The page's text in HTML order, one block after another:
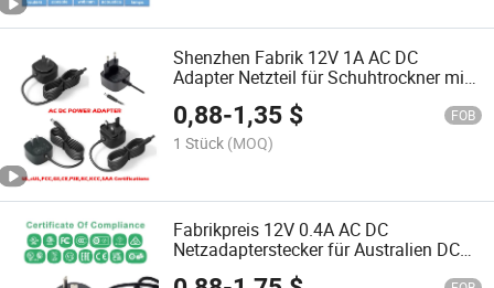
Shenzhen Fabrik 12V 1A AC DC
Adapter Netzteil für Schuhtrockner mit
UL FCC Zertifikat
0,88-1,35 $ FOB
1 Stück (MOQ)
Fabrikpreis 12V 0.4A AC DC
Netzadapterstecker für Australien DC
Stromversorgung mit SAA-Zertifikat